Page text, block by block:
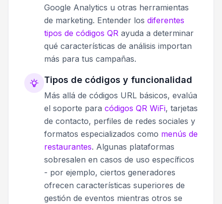
Google Analytics u otras herramientas
de marketing. Entender los diferentes
tipos de códigos QR ayuda a determinar
qué características de análisis importan
más para tus campañas.
Tipos de códigos y funcionalidad
Más allá de códigos URL básicos, evalúa
el soporte para códigos QR WiFi, tarjetas
de contacto, perfiles de redes sociales y
formatos especializados como menús de
restaurantes. Algunas plataformas
sobresalen en casos de uso específicos
- por ejemplo, ciertos generadores
ofrecen características superiores de
gestión de eventos mientras otros se